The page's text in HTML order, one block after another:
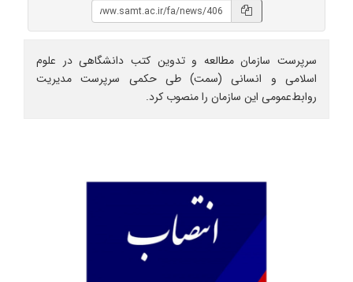
سرپرست سازمان مطالعه و تدوین کتب دانشگاهی در علوم
اسلامی و انسانی (سمت) طی حکمی سرپرست مدیریت
روابط‌عمومی این سازمان را منصوب کرد.